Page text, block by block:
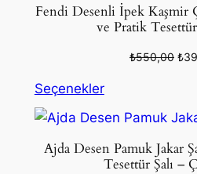
Fendi Desenli İpek Kaşmir
ve Pratik
₺550,00 ₺
Seçenekler
Ajda Desen Pamuk Jakar
Tesettür Şalı –